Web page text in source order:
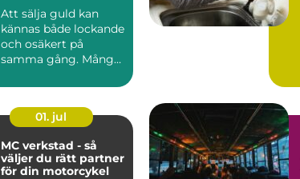
Att sälja guld kan
kännas både lockande
och osäkert på
samma gång. Många
ärvda fö...
01. jul
MC verkstad - så
väljer du rätt partner
för din motorcykel